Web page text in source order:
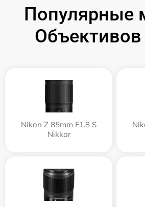
Популярные
Nikon Z 85mm F1.8 S
Nikkor